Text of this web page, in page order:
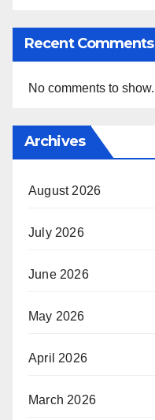
Recent Comments
No comments to show.
Archives
August 2026
July 2026
June 2026
May 2026
April 2026
March 2026